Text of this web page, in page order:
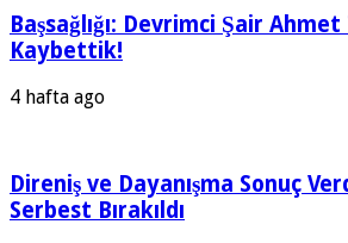
Başsağlığı: Devrimci Şair Ahmet
Kaybettik!
4 hafta ago
Direniş ve Dayanışma Sonuç
Serbest Bırakıldı